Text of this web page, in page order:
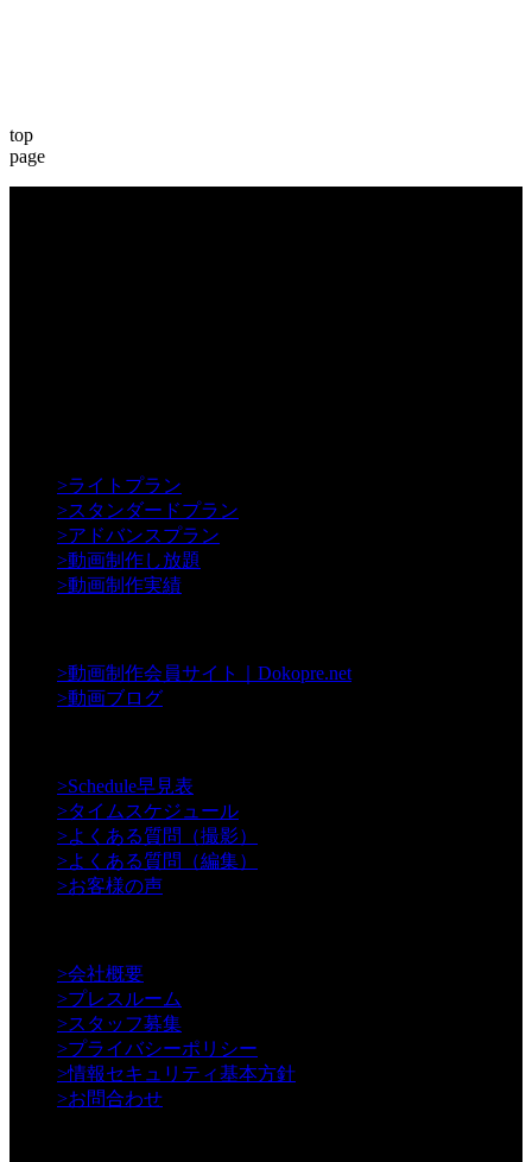
top
page
>ライトプラン
>スタンダードプラン
>アドバンスプラン
>動画制作し放題
>動画制作実績
>動画制作会員サイト｜Dokopre.net
>動画ブログ
>Schedule早見表
>タイムスケジュール
>よくある質問（撮影）
>よくある質問（編集）
>お客様の声
>会社概要
>プレスルーム
>スタッフ募集
>プライバシーポリシー
>情報セキュリティ基本方針
>お問合わせ